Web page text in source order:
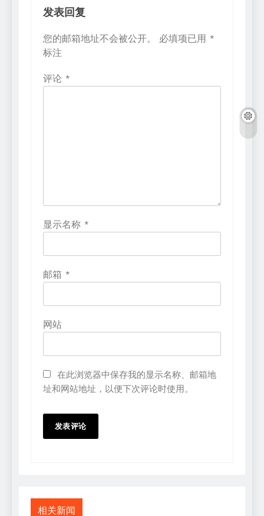
发表回复
您的邮箱地址不会被公开。 必填项已用 *
标注
评论 *
显示名称 *
邮箱 *
网站
在此浏览器中保存我的显示名称、邮箱地
址和网站地址，以便下次评论时使用。
相关新闻